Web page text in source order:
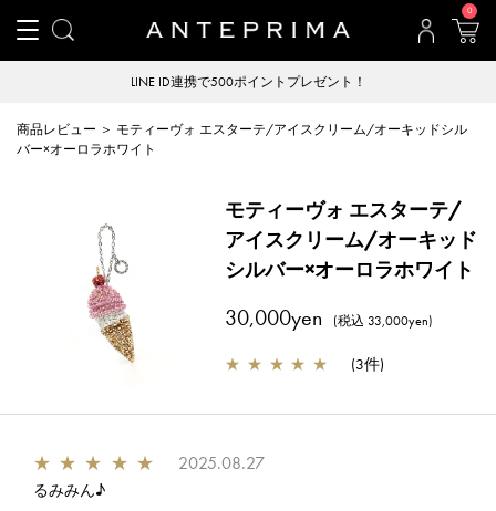
0
LINE ID連携で500ポイントプレゼント！
商品レビュー ＞ モティーヴォ エスターテ/アイスクリーム/オーキッドシル
バー×オーロラホワイト
モティーヴォ エスターテ/
アイスクリーム/オーキッド
シルバー×オーロラホワイト
30,000yen (税込 33,000yen)
★ ★ ★ ★ ★ (3件)
★ ★ ★ ★ ★ 2025.08.27
るみみん♪